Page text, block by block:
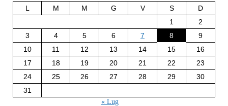
L M M G V S
D
1
2
3
4 5 6 7 8
9
10
11 12 13 14 15
16
17
18 19 20 21 22
23
24
25 26 27 28 29
30
31
« Lug